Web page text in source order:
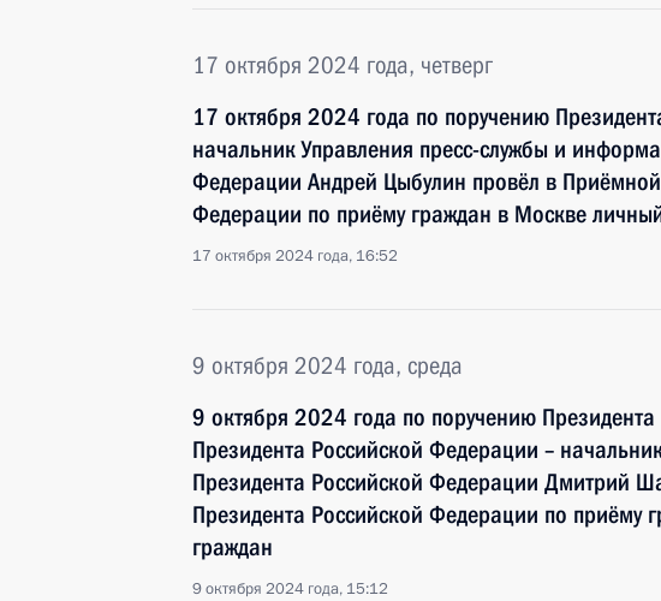
17 октября 2024 года, четверг
17 октября 2024 года по поручению
начальник Управления пресс-службы и
Федерации Андрей Цыбулин провёл в
Федерации по приёму граждан в Москве
17 октября 2024 года, 16:52
9 октября 2024 года, среда
9 октября 2024 года по поручению
Президента Российской Федерации –
Президента Российской Федерации Дмитрий
Президента Российской Федерации по приёму
граждан
9 октября 2024 года, 15:12